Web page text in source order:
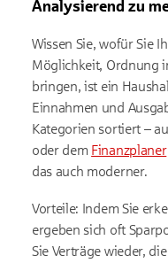
Analysierend zu
Wissen Sie, wofür Sie
Möglichkeit, Ordnung
bringen, ist ein
Einnahmen und
Kategorien sortiert –
oder dem Finanzplaner
das auch moderner.
Vorteile: Indem Sie
ergeben sich oft
Sie Verträge wieder,